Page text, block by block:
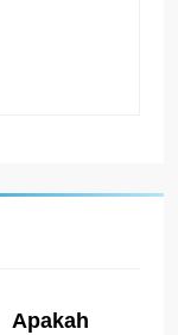
Apakah